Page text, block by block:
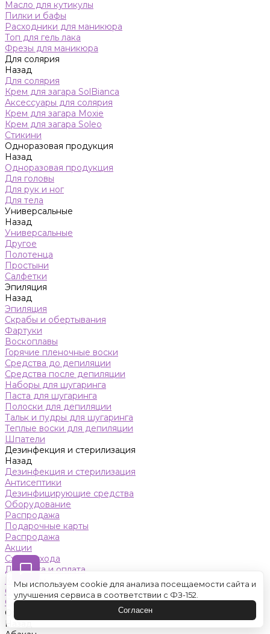
Масло для кутикулы
Пилки и бафы
Расходники для маникюра
Топ для гель лака
Фрезы для маникюра
Для солярия
Назад
Для солярия
Крем для загара SolBianca
Аксессуары для солярия
Крем для загара Moxie
Крем для загара Soleo
Стикини
Одноразовая продукция
Назад
Одноразовая продукция
Для головы
Для рук и ног
Для тела
Универсальные
Назад
Универсальные
Другое
Полотенца
Простыни
Салфетки
Эпиляция
Назад
Эпиляция
Скрабы и обертывания
Фартуки
Воскоплавы
Горячие пленочные воски
Средства до депиляции
Средства после депиляции
Наборы для шугаринга
Паста для шугаринга
Полоски для депиляции
Тальк и пудры для шугаринга
Теплые воски для депиляции
Шпатели
Дезинфекция и стерилизация
Назад
Дезинфекция и стерилизация
Антисептики
Дезинфицирующие средства
Оборудование
Распродажа
Подарочные карты
Распродажа
Акции
Схемы ухода
Доставка и оплата
Контакты
Обучение
Салон красоты
Оренбург
Назад
Мы используем cookie для анализа посещаемости сайта и
улучшения сервиса в соответствии с ФЗ-152.
Согласен